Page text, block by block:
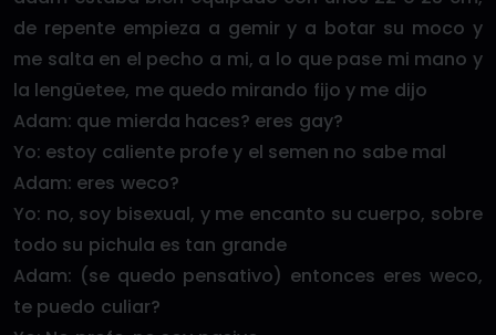
de repente empieza a gemir y a botar su moco y
me salta en el pecho a mi, a lo que pase mi mano y
la lengüetee, me quedo mirando fijo y me dijo
Adam: que mierda haces? eres gay?
Yo: estoy caliente profe y el semen no sabe mal
Adam: eres weco?
Yo: no, soy bisexual, y me encanto su cuerpo, sobre
todo su pichula es tan grande
Adam: (se quedo pensativo) entonces eres weco,
te puedo culiar?